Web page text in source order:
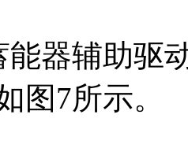
能器辅助驱
图7所示。